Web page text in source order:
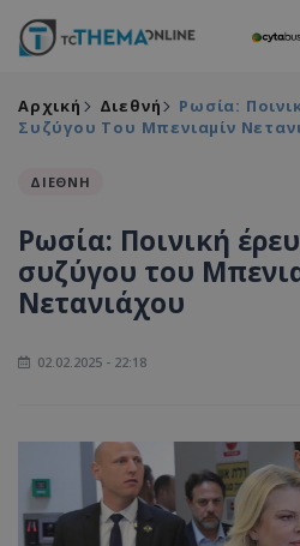
Αρχική Διεθνή
Ρωσία:
Συζύγου Του Μπενιαμίν
ΔΙΕΘΝΗ
Ρωσία: Ποινική
συζύγου του
Νετανιάχου
02.02.2025 - 22:18